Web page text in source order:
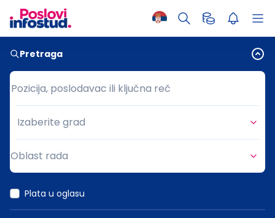
Pretraga
Pozicija, poslodavac ili ključna reč
Pozicija, poslodavac ili ključna reč
Grad
Izaberite grad
Oblast rada
Plata u oglasu